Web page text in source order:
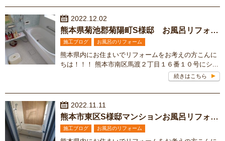
2022.12.02
熊本県菊池郡菊陽町S様邸 お風呂リフォーム工事
施工ブログ お風呂のリフォーム
熊本県内にお住まいでリフォームをお考えの方こんに
ちは！！！ 熊本市南区馬渡２丁目１６番１０号にシ...
続きはこちら
2022.11.11
熊本市東区S様邸マンションお風呂リフォーム工事
施工ブログ お風呂のリフォーム